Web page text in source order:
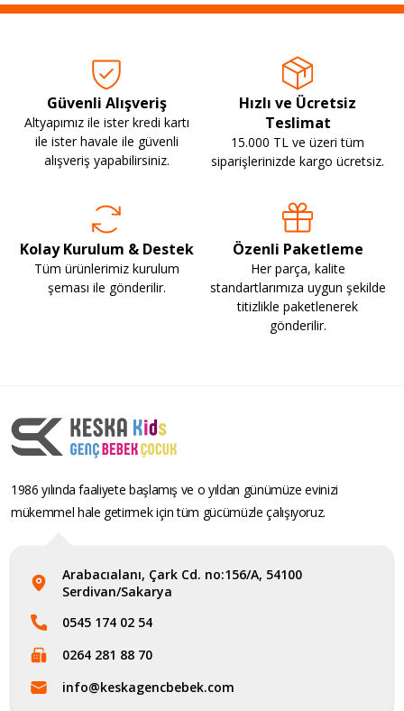
Güvenli Alışveriş
Altyapımız ile ister kredi kartı
ile ister havale ile güvenli
alışveriş yapabilirsiniz.
Hızlı ve Ücretsiz
Teslimat
15.000 TL ve üzeri tüm
siparişlerinizde kargo ücretsiz.
Kolay Kurulum & Destek
Tüm ürünlerimiz kurulum
şeması ile gönderilir.
Özenli Paketleme
Her parça, kalite
standartlarımıza uygun şekilde
titizlikle paketlenerek
gönderilir.
1986 yılında faaliyete başlamış ve o yıldan günümüze evinizi
mükemmel hale getirmek için tüm gücümüzle çalışıyoruz.
Arabacıalanı, Çark Cd. no:156/A, 54100
Serdivan/Sakarya
0545 174 02 54
0264 281 88 70
info@keskagencbebek.com